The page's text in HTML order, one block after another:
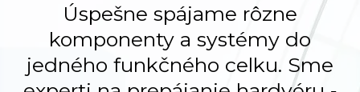
Úspešne spájame rôzne
komponenty a systémy do
jedného funkčného celku. Sme